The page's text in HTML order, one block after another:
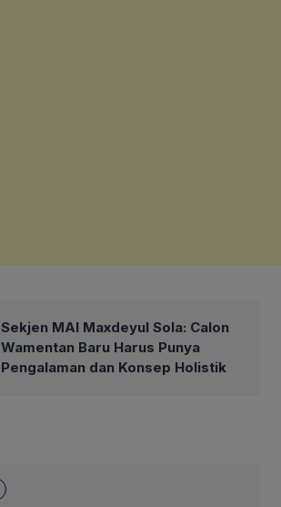
Sekjen MAI Maxdeyul Sola: Calon
Wamentan Baru Harus Punya
Pengalaman dan Konsep Holistik